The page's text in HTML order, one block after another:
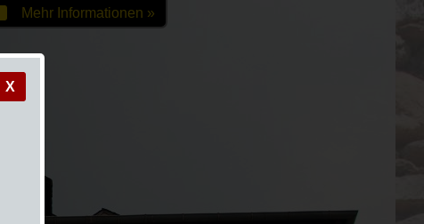
X
Mehr Informationen »